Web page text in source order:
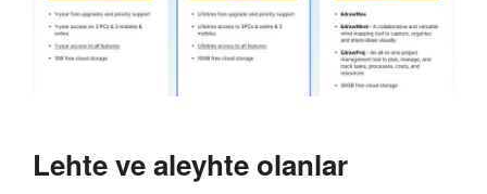
Lehte ve aleyhte olanlar